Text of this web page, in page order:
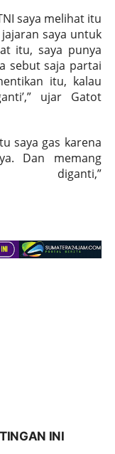
saya melihat itu
saya untuk
itu, saya punya
sebut saja partai
itu, kalau
ujar Gatot
saya gas karena
Dan memang
diganti,”
INI